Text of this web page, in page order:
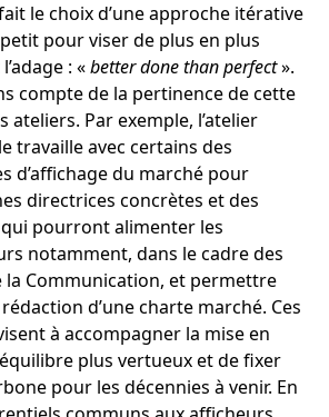
le choix d’une approche itérative
pour viser de plus en plus
: «better done than perfect».
compte de la pertinence de cette
ateliers. Par exemple, l’atelier
travaille avec certains des
d’affichage du marché pour
directrices concrètes et des
pourront alimenter les
notamment, dans le cadre des
la Communication, et permettre
d’une charte marché. Ces
à accompagner la mise en
plus vertueux et de fixer
pour les décennies à venir. En